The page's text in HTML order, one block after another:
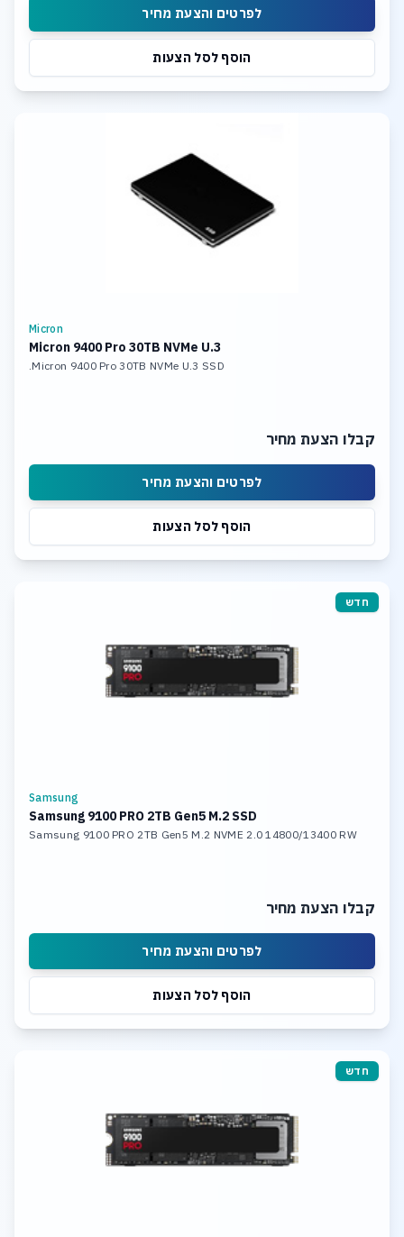
לפרטים והצעת מחיר
הוסף לסל הצעות
Micron
Micron 9400 Pro 30TB NVMe U.3
Micron 9400 Pro 30TB NVMe U.3 SSD.
קבלו הצעת מחיר
לפרטים והצעת מחיר
הוסף לסל הצעות
חדש
Samsung
Samsung 9100 PRO 2TB Gen5 M.2 SSD
Samsung 9100 PRO 2TB Gen5 M.2 NVME 2.0 14800/13400 RW
קבלו הצעת מחיר
לפרטים והצעת מחיר
הוסף לסל הצעות
חדש